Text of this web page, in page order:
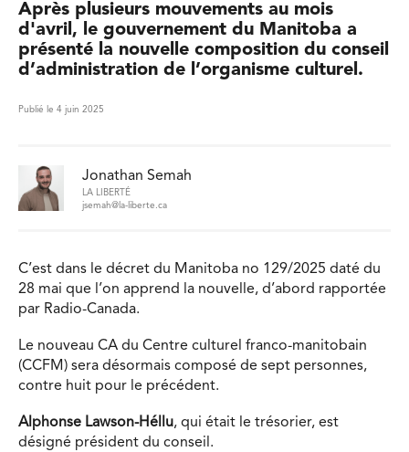
Après plusieurs mouvements au mois
d'avril, le gouvernement du Manitoba a
présenté la nouvelle composition du conseil
d’administration de l’organisme culturel.
Publié le 4 juin 2025
Jonathan Semah
LA LIBERTÉ
jsemah@la-liberte.ca
C’est dans le décret du Manitoba no 129/2025 daté du
28 mai que l’on apprend la nouvelle, d’abord rapportée
par Radio-Canada.
Le nouveau CA du Centre culturel franco-manitobain
(CCFM) sera désormais composé de sept personnes,
contre huit pour le précédent.
Alphonse Lawson-Héllu, qui était le trésorier, est
désigné président du conseil.